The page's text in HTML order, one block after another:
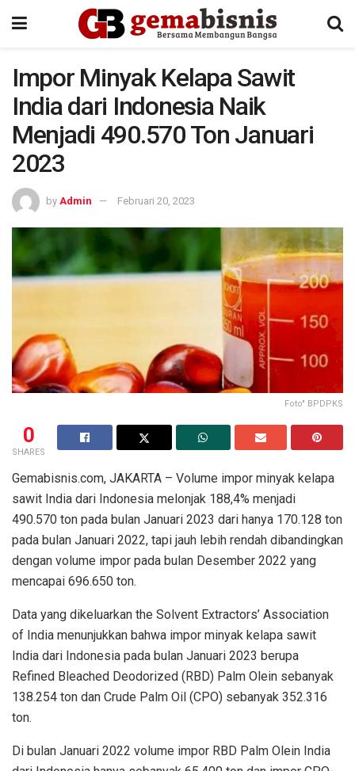
Impor Minyak Kelapa Sawit
India dari Indonesia Naik
Menjadi 490.570 Ton Januari
2023
by Admin Februari 20, 2023
Foto" BPDPKS
0
SHARES
Gemabisnis.com, JAKARTA – Volume impor minyak kelapa
sawit India dari Indonesia melonjak 188,4% menjadi
490.570 ton pada bulan Januari 2023 dari hanya 170.128 ton
pada bulan Januari 2022, tapi jauh lebih rendah dibandingkan
dengan volume impor pada bulan Desember 2022 yang
mencapai 696.650 ton.
Data yang dikeluarkan the Solvent Extractors’ Association
of India menunjukkan bahwa impor minyak kelapa sawit
India dari Indonesia pada bulan Januari 2023 berupa
Refined Bleached Deodorized (RBD) Palm Olein sebanyak
138.254 ton dan Crude Palm Oil (CPO) sebanyak 352.316
ton.
Di bulan Januari 2022 volume impor RBD Palm Olein India